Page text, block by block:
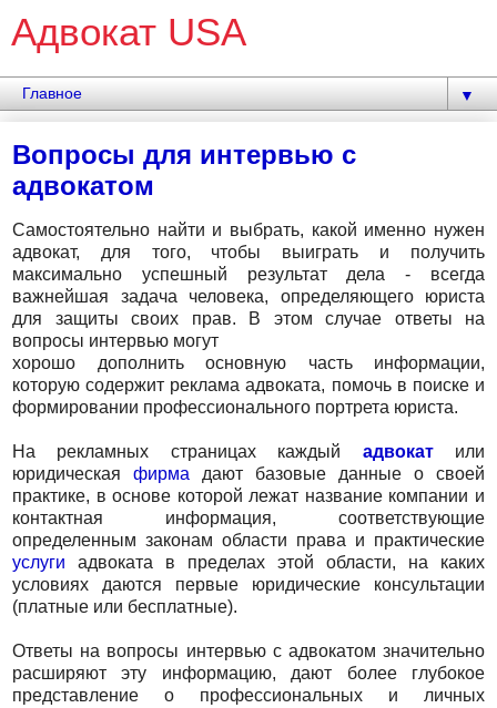
Адвокат USA
▼
Вопросы для интервью с
адвокатом
Самостоятельно найти и выбрать, какой именно нужен
адвокат, для того, чтобы выиграть и получить
максимально успешный результат дела - всегда
важнейшая задача человека, определяющего юриста
для защиты своих прав. В этом случае ответы на
вопросы интервью могут
хорошо дополнить основную часть информации,
которую содержит реклама адвоката, помочь в поиске и
формировании профессионального портрета юриста.
На рекламных страницах каждый адвокатили
юридическая фирма дают базовые данные о своей
практике, в основе которой лежат название компании и
контактная информация, соответствующие
определенным законам области права и практические
услуги адвоката в пределах этой области, на каких
условиях даются первые юридические консультации
(платные или бесплатные).
Ответы на вопросы интервью с адвокатом значительно
расширяют эту информацию, дают более глубокое
представление о профессиональных и личных